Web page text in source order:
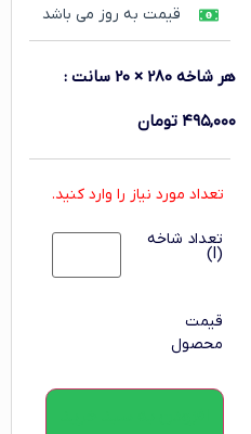
قیمت به روز می باشد
هر شاخه 280 × 20 سانت :
۴۹۵,۰۰۰ تومان
تعداد مورد نیاز را وارد کنید.
تعداد شاخه
(l)
قیمت
محصول